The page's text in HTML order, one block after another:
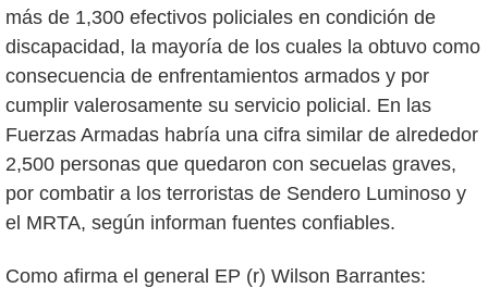
más de 1,300 efectivos policiales en condición de
discapacidad, la mayoría de los cuales la obtuvo como
consecuencia de enfrentamientos armados y por
cumplir valerosamente su servicio policial. En las
Fuerzas Armadas habría una cifra similar de alrededor
2,500 personas que quedaron con secuelas graves,
por combatir a los terroristas de Sendero Luminoso y
el MRTA, según informan fuentes confiables.
Como afirma el general EP (r) Wilson Barrantes: